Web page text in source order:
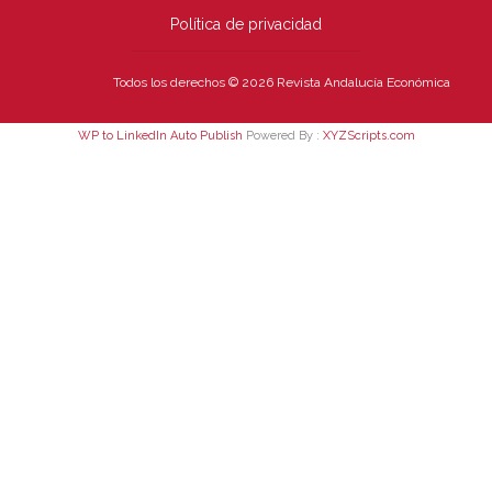
Política de privacidad
Todos los derechos © 2026 Revista Andalucía Económica
WP to LinkedIn Auto Publish Powered By : XYZScripts.com